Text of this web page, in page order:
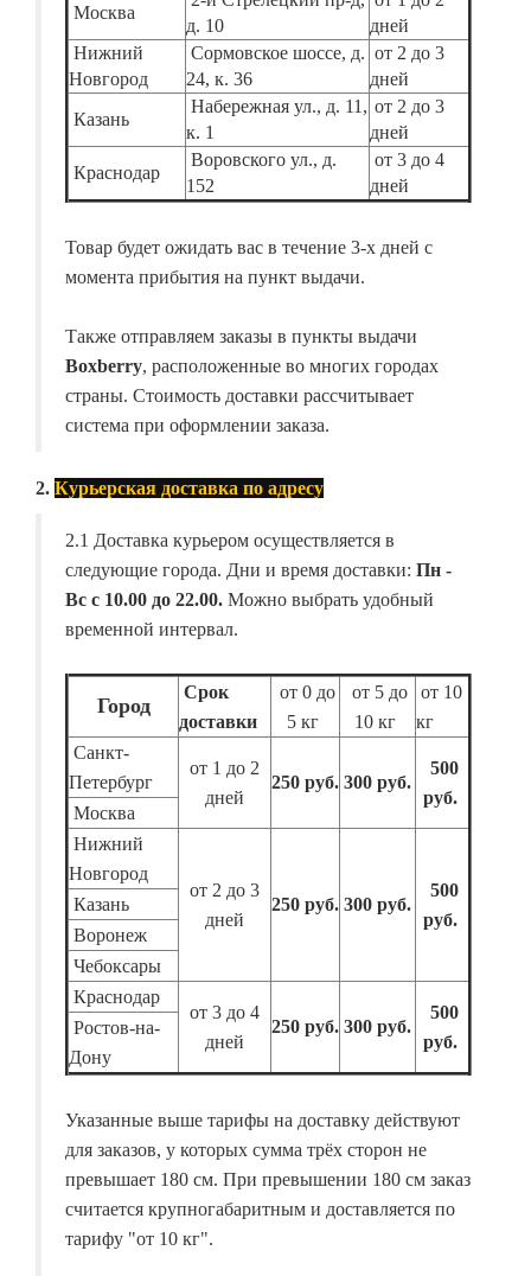
Москва
д. 10
дней
Нижний
Новгород
Сормовское шоссе, д.
24, к. 36
от 2 до 3
дней
Казань
Набережная ул., д. 11,
к. 1
от 2 до 3
дней
Краснодар
Воровского ул., д.
152
от 3 до 4
дней
Товар будет ожидать вас в течение 3-х дней с
момента прибытия на пункт выдачи.
Также отправляем заказы в пункты выдачи
Boxberry, расположенные во многих городах
страны. Стоимость доставки рассчитывает
система при оформлении заказа.
2. Курьерская доставка по адресу
2.1 Доставка курьером осуществляется в
следующие города. Дни и время доставки: Пн -
Вс с 10.00 до 22.00. Можно выбрать удобный
временной интервал.
Город
Срок
доставки
от 0 до
5 кг
от 5 до
10 кг
от 10
кг
Санкт-
Петербург
от 1 до 2
дней
250 руб. 300 руб.
500
руб.
Москва
Нижний
Новгород
от 2 до 3
дней
250 руб. 300 руб.
500
руб.
Казань
Воронеж
Чебоксары
Краснодар
от 3 до 4
дней
250 руб. 300 руб.
500
руб.
Ростов-на-
Дону
Указанные выше тарифы на доставку действуют
для заказов, у которых сумма трёх сторон не
превышает 180 см. При превышении 180 см заказ
считается крупногабаритным и доставляется по
тарифу "от 10 кг".